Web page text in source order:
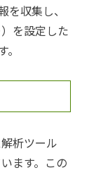
収集し、
を設定した
析ツール
ます。この